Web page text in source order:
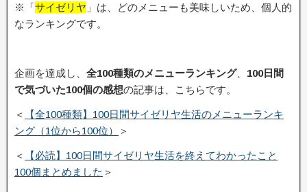
※「サイゼリヤ 」は、どのメニューも美味しいため、個人的
なランキングです。
企画を達成し、 全100種類のメニューランキング、 100日間
で気づいた100個の感想の記事は、こちらです。
＜
【全100種類】100日間サイゼリヤ生活のメニューランキ
ング（1位から100位）
＞
＜
【必読】100日間サイゼリヤ生活を終えてわかったこと
100個まとめました ＞